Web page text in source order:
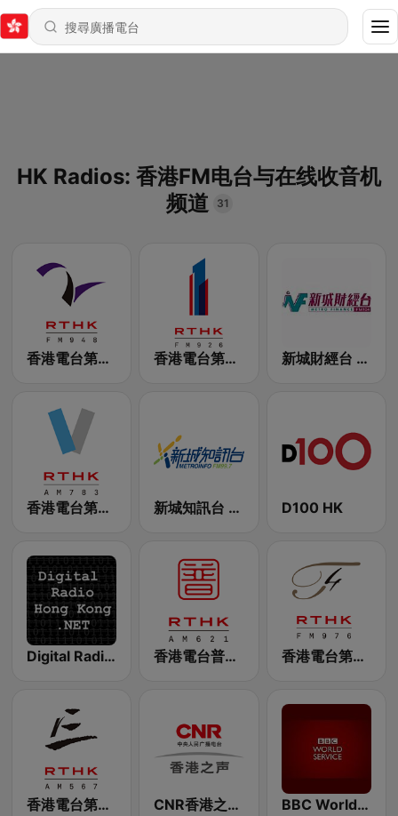
HK Radios: 香港FM电台与在线收音机
频道
31
香港電台第二台 RTHK Radio 2 香港電台第一台 RTHK Radio 1 新城財經台 Metro Finance FM104
香港電台第五台 - RTHK Radio 5 新城知訊台 MetroInfo FM99.7 D100 HK
Digital Radio Hong Kong 香港電台普通話台 RTHK Radio 香港電台第四台 RTHK Radio 4
香港電台第三台 RTHK Radio 3 CNR香港之声 - CNR Voice of Hong Kong BBC World Service